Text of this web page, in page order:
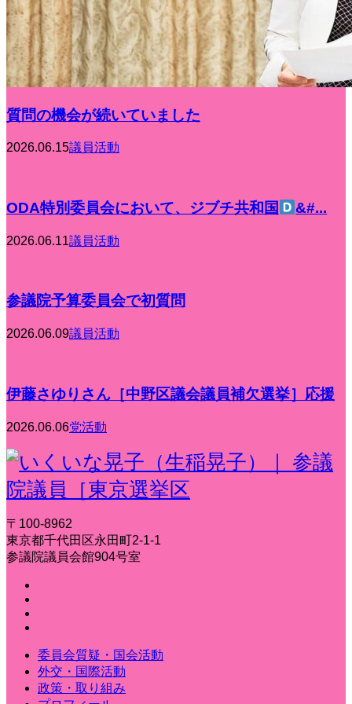
質問の機会が続いていました
2026.06.15議員活動
ODA特別委員会において、ジブチ共和国 &#...
2026.06.11議員活動
参議院予算委員会で初質問
2026.06.09議員活動
伊藤さゆりさん［中野区議会議員補欠選挙］応援
2026.06.06党活動
〒100-8962
東京都千代田区永田町2-1-1
参議院議員会館904号室
委員会質疑・国会活動
外交・国際活動
政策・取り組み